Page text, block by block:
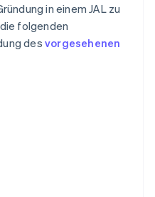
in einem JAL zu
folgenden
desvorgesehenen